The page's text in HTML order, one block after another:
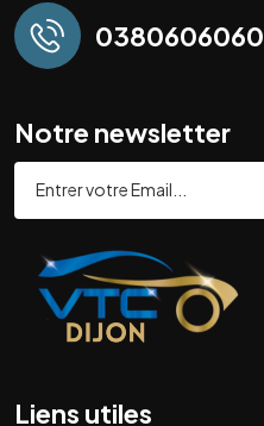
0380606060
Notre newsletter
Liens utiles